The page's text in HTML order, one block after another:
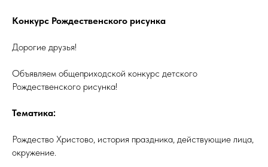
Конкурс Рождественского рисунка
Дорогие друзья!
Объявляем общеприходской конкурс детского
Рождественского рисунка!
Тематика:
Рождество Христово, история праздника, действующие лица,
окружение.